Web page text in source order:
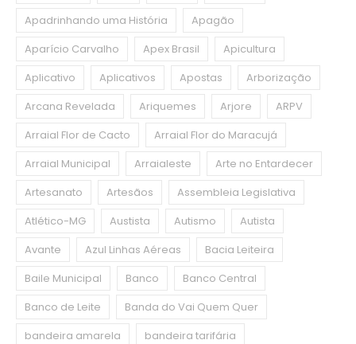
Apadrinhando uma História
Apagão
Aparício Carvalho
Apex Brasil
Apicultura
Aplicativo
Aplicativos Apostas
Arborização
Arcana Revelada
Ariquemes Arjore
ARPV
Arraial Flor de Cacto
Arraial Flor do Maracujá
Arraial Municipal
Arraialeste
Arte no Entardecer
Artesanato
Artesãos
Assembleia Legislativa
Atlético-MG
Austista Autismo
Autista
Avante
Azul Linhas Aéreas
Bacia Leiteira
Baile Municipal
Banco
Banco Central
Banco de Leite
Banda do Vai Quem Quer
bandeira amarela
bandeira tarifária